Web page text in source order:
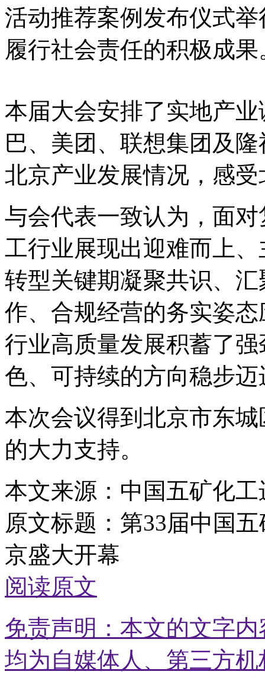
活动推荐案例发布仪式
履行社会责任的积极成果
本届大会安排了实地产
巴、美团、联想集团及
北京产业发展情况，感
与会代表一致认为，面
工行业展现出迎难而上
转型关键期凝聚共识、
作、合规经营的务实姿
行业高质量发展积蓄了
色、可持续的方向稳步迈
本次会议得到北京市东
的大力支持。
本文来源：中国五矿化
原文标题： 第33届中国
京盛大开幕
阅读原文
免责声明：本文的文字
均为自媒体人、第三方